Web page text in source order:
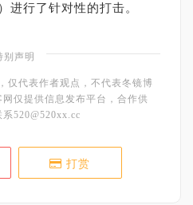
进行了针对性的打击。
别声明
仅代表作者观点，不代表冬镜博
仅提供信息发布平台，合作供
520@520xx.cc
打赏